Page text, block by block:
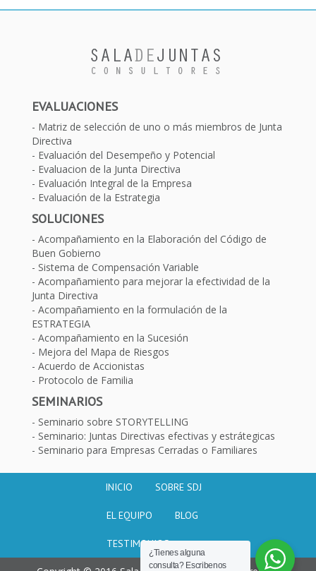
EVALUACIONES
Matriz de selección de uno o más miembros de Junta
Directiva
Evaluación del Desempeño y Potencial
Evaluacion de la Junta Directiva
Evaluación Integral de la Empresa
Evaluación de la Estrategia
SOLUCIONES
Acompañamiento en la Elaboración del Código de
Buen Gobierno
Sistema de Compensación Variable
Acompañamiento para mejorar la efectividad de la
Junta Directiva
Acompañamiento en la formulación de la
ESTRATEGIA
Acompañamiento en la Sucesión
Mejora del Mapa de Riesgos
Acuerdo de Accionistas
Protocolo de Familia
SEMINARIOS
Seminario sobre STORYTELLING
Seminario: Juntas Directivas efectivas y estrátegicas
Seminario para Empresas Cerradas o Familiares
INICIO SOBRE SDJ
EL EQUIPO BLOG
TESTIMONIOS
¿Tienes alguna
consulta? Escribenos